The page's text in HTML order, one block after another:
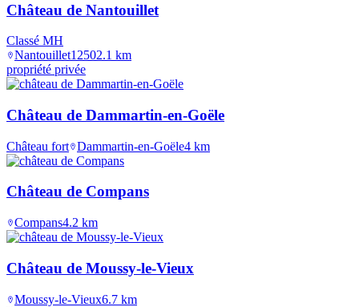
Château de Nantouillet
Classé MH
Nantouillet12502.1 km
propriété privée
Château de Dammartin-en-Goële
Château fort Dammartin-en-Goële4 km
Château de Compans
Compans4.2 km
Château de Moussy-le-Vieux
Moussy-le-Vieux6.7 km